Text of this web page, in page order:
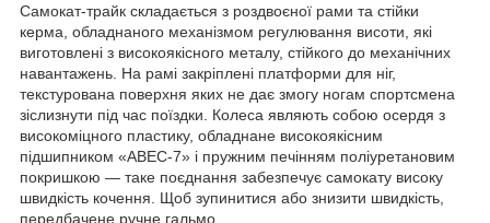
Самокат-трайк складається з роздвоєної рами та стійки
керма, обладнаного механізмом регулювання висоти, які
виготовлені з високоякісного металу, стійкого до механічних
навантажень. На рамі закріплені платформи для ніг,
текстурована поверхня яких не дає змогу ногам спортсмена
зіслизнути під час поїздки. Колеса являють собою осердя з
високоміцного пластику, обладнане високоякісним
підшипником «АВЕС-7» і пружним печінням поліуретановим
покришкою — таке поєднання забезпечує самокату високу
швидкість кочення. Щоб зупинитися або знизити швидкість,
передбачене ручне гальмо.